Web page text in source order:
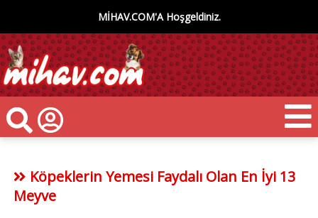
MİHAV.COM'A Hoşgeldiniz.
Köpeklerin Yemesi Faydalı Olan En İyi 13
Meyve